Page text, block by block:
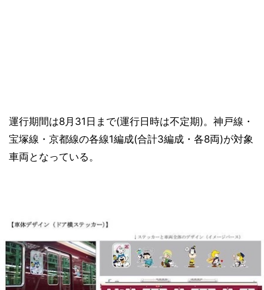
運行期間は8月31日まで(運行日時は不定期)。神戸線・
宝塚線・京都線の各線1編成(合計3編成・各8両)が対象
車両となっている。